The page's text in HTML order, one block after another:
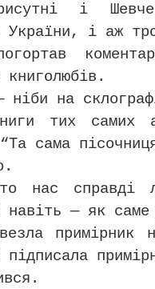
і
України, і аж
книголюбів.
ніби на
тих самих
сама
нас справді
навіть — як саме
примірник